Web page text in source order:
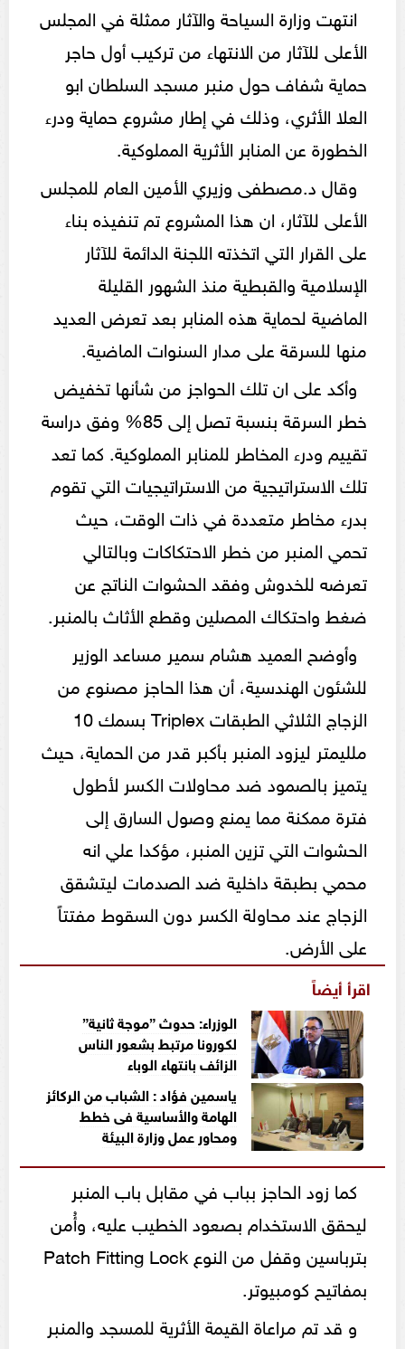
انتهت وزارة السياحة والآثار ممثلة في المجلس
الأعلى للآثار من الانتهاء من تركيب أول حاجر
حماية شفاف حول منبر مسجد السلطان ابو
العلا الأثري، وذلك في إطار مشروع حماية ودرء
الخطورة عن المنابر الأثرية المملوكية.
وقال د.مصطفى وزيري الأمين العام للمجلس
الأعلى للآثار، ان هذا المشروع تم تنفيذه بناء
على القرار التي اتخذته اللجنة الدائمة للآثار
الإسلامية والقبطية منذ الشهور القليلة
الماضية لحماية هذه المنابر بعد تعرض العديد
منها للسرقة على مدار السنوات الماضية.
وأكد على ان تلك الحواجز من شأنها تخفيض
خطر السرقة بنسبة تصل إلى 85% وفق دراسة
تقييم ودرء المخاطر للمنابر المملوكية. كما تعد
تلك الاستراتيجية من الاستراتيجيات التي تقوم
بدرء مخاطر متعددة في ذات الوقت، حيث
تحمي المنبر من خطر الاحتكاكات وبالتالي
تعرضه للخدوش وفقد الحشوات الناتج عن
ضغط واحتكاك المصلين وقطع الأثاث بالمنبر.
وأوضح العميد هشام سمير مساعد الوزير
للشئون الهندسية، أن هذا الحاجز مصنوع من
الزجاج الثلاثي الطبقات Triplex بسمك 10
ملليمتر ليزود المنبر بأكبر قدر من الحماية، حيث
يتميز بالصمود ضد محاولات الكسر لأطول
فترة ممكنة مما يمنع وصول السارق إلى
الحشوات التي تزين المنبر، مؤكدا علي انه
محمي بطبقة داخلية ضد الصدمات ليتشقق
الزجاج عند محاولة الكسر دون السقوط مفتتاً
على الأرض.
اقرأ أيضاً
الوزراء: حدوث ”موجة ثانية”
لكورونا مرتبط بشعور الناس
الزائف بانتهاء الوباء
ياسمين فؤاد : الشباب من الركائز
الهامة والأساسية فى خطط
ومحاور عمل وزارة البيئة
كما زود الحاجز بباب في مقابل باب المنبر
ليحقق الاستخدام بصعود الخطيب عليه، وأُمن
بترباسين وقفل من النوع Patch Fitting Lock
بمفاتيح كومبيوتر.
و قد تم مراعاة القيمة الأثرية للمسجد والمنبر